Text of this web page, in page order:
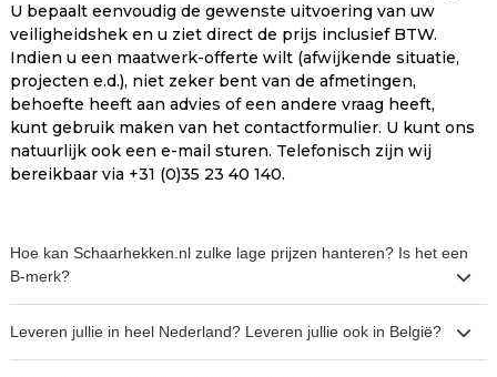
U bepaalt eenvoudig de gewenste uitvoering van uw
veiligheidshek en u ziet direct de prijs inclusief BTW.
Indien u een maatwerk-offerte wilt (afwijkende situatie,
projecten e.d.), niet zeker bent van de afmetingen,
behoefte heeft aan advies of een andere vraag heeft,
kunt gebruik maken van het contactformulier. U kunt ons
natuurlijk ook een e-mail sturen. Telefonisch zijn wij
bereikbaar via +31 (0)35 23 40 140.
Hoe kan Schaarhekken.nl zulke lage prijzen hanteren? Is het een
B-merk?
Leveren jullie in heel Nederland? Leveren jullie ook in België?